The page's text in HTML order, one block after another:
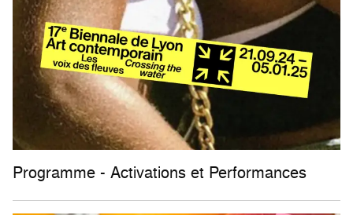
Programme - Activations et Performances